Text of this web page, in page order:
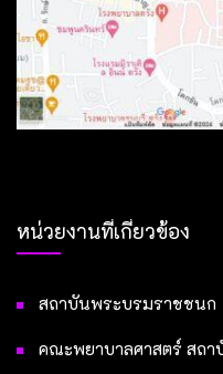
หน่วยงานที่เกี่ยวข้อง
สถาบันพระบรมราชชนก
คณะพยาบาลศาสตร์ สถ